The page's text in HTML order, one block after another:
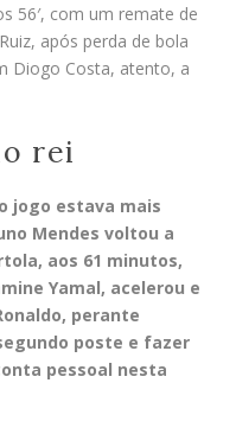
56′, com um remate de
após perda de bola
Diogo Costa, atento, a
rei
jogo estava mais
Mendes voltou a
aos 61 minutos,
Yamal, acelerou e
perante
poste e fazer
pessoal nesta